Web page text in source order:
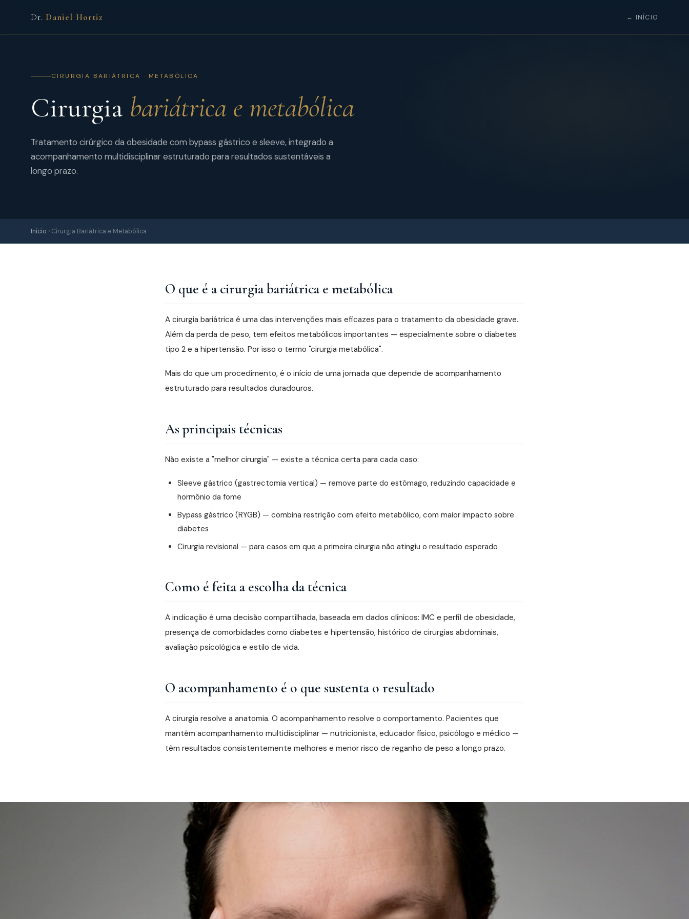
Dr. Daniel Hortiz ← INÍCIO
CIRURGIA BARIÁTRICA · METABÓLICA
Cirurgia bariátrica e metabólica
Tratamento cirúrgico da obesidade com bypass gástrico e sleeve, integrado a
acompanhamento multidisciplinar estruturado para resultados sustentáveis a
longo prazo.
Início › Cirurgia Bariátrica e Metabólica
O que é a cirurgia bariátrica e metabólica
A cirurgia bariátrica é uma das intervenções mais eficazes para o tratamento da obesidade grave.
Além da perda de peso, tem efeitos metabólicos importantes — especialmente sobre o diabetes
tipo 2 e a hipertensão. Por isso o termo "cirurgia metabólica".
Mais do que um procedimento, é o início de uma jornada que depende de acompanhamento
estruturado para resultados duradouros.
As principais técnicas
Não existe a "melhor cirurgia" — existe a técnica certa para cada caso:
Sleeve gástrico (gastrectomia vertical) — remove parte do estômago, reduzindo capacidade e
hormônio da fome
Bypass gástrico (RYGB) — combina restrição com efeito metabólico, com maior impacto sobre
diabetes
Cirurgia revisional — para casos em que a primeira cirurgia não atingiu o resultado esperado
Como é feita a escolha da técnica
A indicação é uma decisão compartilhada, baseada em dados clínicos: IMC e perfil de obesidade,
presença de comorbidades como diabetes e hipertensão, histórico de cirurgias abdominais,
avaliação psicológica e estilo de vida.
O acompanhamento é o que sustenta o resultado
A cirurgia resolve a anatomia. O acompanhamento resolve o comportamento. Pacientes que
mantêm acompanhamento multidisciplinar — nutricionista, educador físico, psicólogo e médico —
têm resultados consistentemente melhores e menor risco de reganho de peso a longo prazo.